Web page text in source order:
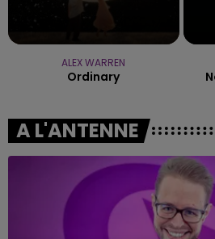
ALEX WARREN
Ordinary
A L'ANTENNE